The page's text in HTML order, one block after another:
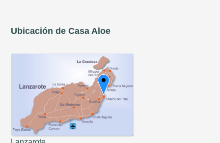
Ubicación de Casa Aloe